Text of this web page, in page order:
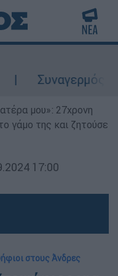
Συναγερμός
μου»: 27χρονη
γάμο της και ζητούσε
17:00
στους Άνδρες